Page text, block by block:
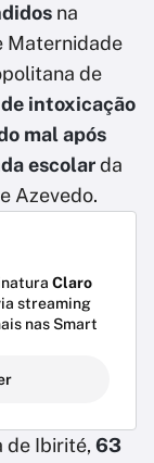
na
Maternidade
de
intoxicação
mal após
escolarda
Azevedo.
Claro
streaming
nas Smart
de Ibirité, 63